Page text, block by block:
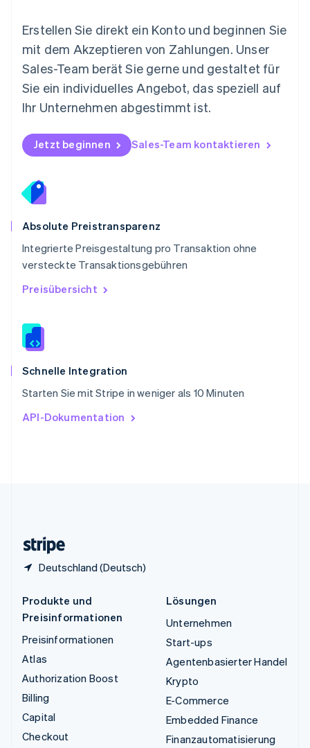
Erstellen Sie direkt ein Konto und beginnen Sie
mit dem Akzeptieren von Zahlungen. Unser
Sales-Team berät Sie gerne und gestaltet für
Sie ein individuelles Angebot, das speziell auf
Ihr Unternehmen abgestimmt ist.
Jetzt beginnen Sales-Team kontaktieren
Absolute Preistransparenz
Integrierte Preisgestaltung pro Transaktion ohne
versteckte Transaktionsgebühren
Preisübersicht
Schnelle Integration
Starten Sie mit Stripe in weniger als 10 Minuten
API-Dokumentation
Deutschland (Deutsch)
Österreich
Polen
English
Portugal
Português English
Rumänien
Schweden
Svenska English
Deutsch
Singapur
English
Slowakei
Slowenien
EnglishItaliano
Sonderverwaltungsregion Hongkong,
Spanien
Thailand
ไทยEnglish
English
English
Produkte und
Preisinformationen
Preisinformationen
Atlas
Authorization Boost
Billing
Capital
Checkout
Lösungen
Unternehmen
Start-ups
Agentenbasierter Handel
Krypto
E-Commerce
Embedded Finance
Finanzautomatisierung